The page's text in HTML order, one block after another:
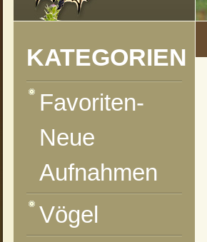
vorheriges
zur
KATEGORIEN
Favoriten-
Neue
Aufnahmen
Vögel